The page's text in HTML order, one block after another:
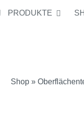
PRODUKTE
Shop »